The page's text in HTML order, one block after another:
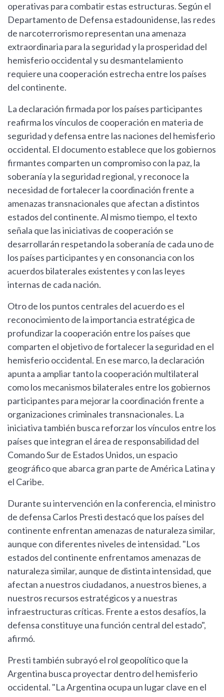
operativas para combatir estas estructuras. Según el
Departamento de Defensa estadounidense, las redes
de narcoterrorismo representan una amenaza
extraordinaria para la seguridad y la prosperidad del
hemisferio occidental y su desmantelamiento
requiere una cooperación estrecha entre los países
del continente.
La declaración firmada por los países participantes
reafirma los vínculos de cooperación en materia de
seguridad y defensa entre las naciones del hemisferio
occidental. El documento establece que los gobiernos
firmantes comparten un compromiso con la paz, la
soberanía y la seguridad regional, y reconoce la
necesidad de fortalecer la coordinación frente a
amenazas transnacionales que afectan a distintos
estados del continente. Al mismo tiempo, el texto
señala que las iniciativas de cooperación se
desarrollarán respetando la soberanía de cada uno de
los países participantes y en consonancia con los
acuerdos bilaterales existentes y con las leyes
internas de cada nación.
Otro de los puntos centrales del acuerdo es el
reconocimiento de la importancia estratégica de
profundizar la cooperación entre los países que
comparten el objetivo de fortalecer la seguridad en el
hemisferio occidental. En ese marco, la declaración
apunta a ampliar tanto la cooperación multilateral
como los mecanismos bilaterales entre los gobiernos
participantes para mejorar la coordinación frente a
organizaciones criminales transnacionales. La
iniciativa también busca reforzar los vínculos entre los
países que integran el área de responsabilidad del
Comando Sur de Estados Unidos, un espacio
geográfico que abarca gran parte de América Latina y
el Caribe.
Durante su intervención en la conferencia, el ministro
de defensa Carlos Presti destacó que los países del
continente enfrentan amenazas de naturaleza similar,
aunque con diferentes niveles de intensidad. "Los
estados del continente enfrentamos amenazas de
naturaleza similar, aunque de distinta intensidad, que
afectan a nuestros ciudadanos, a nuestros bienes, a
nuestros recursos estratégicos y a nuestras
infraestructuras críticas. Frente a estos desafíos, la
defensa constituye una función central del estado",
afirmó.
Presti también subrayó el rol geopolítico que la
Argentina busca proyectar dentro del hemisferio
occidental. "La Argentina ocupa un lugar clave en el